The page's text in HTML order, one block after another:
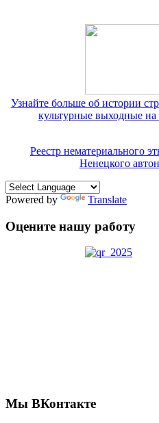
Узнайте больше об истории
культурные выходные
Реестр нематериального
Ненецкого
Powered by Translate
Оцените нашу работу
Мы ВКонтакте